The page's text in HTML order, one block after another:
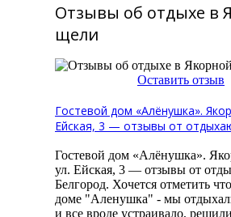
Отзывы об отдыхе в
щели
Оставить отзыв
Гостевой дом «Алёнушка».
Ейская, 3 — отзывы от
Гостевой дом «Алёнушка».
ул. Ейская, 3 — отзывы от
Белгород. Хочется отметить
доме "Аленушка" - мы
и все вроде устраивало,